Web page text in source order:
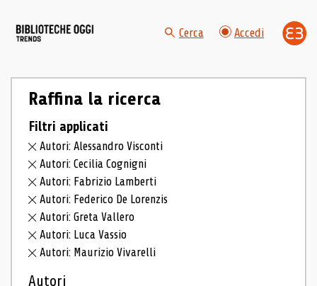
Cerca Accedi
Raffina la ricerca
Filtri applicati
Autori: Alessandro Visconti
Autori: Cecilia Cognigni
Autori: Fabrizio Lamberti
Autori: Federico De Lorenzis
Autori: Greta Vallero
Autori: Luca Vassio
Autori: Maurizio Vivarelli
Autori